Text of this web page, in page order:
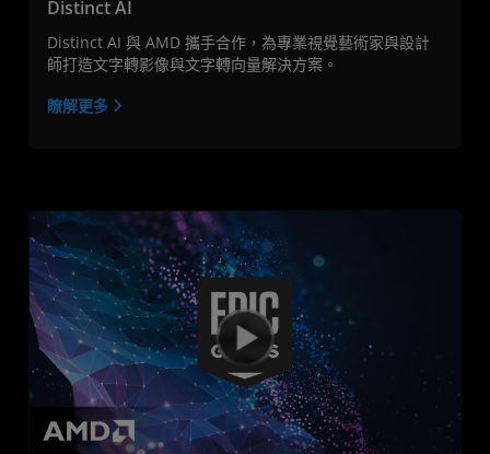
Distinct AI
Distinct AI 與 AMD 攜手合作，為專業視覺藝術家與設計
師打造文字轉影像與文字轉向量解決方案。
瞭解更多